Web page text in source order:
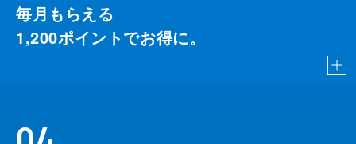
毎月もらえる
1,200ポイントでお得に。